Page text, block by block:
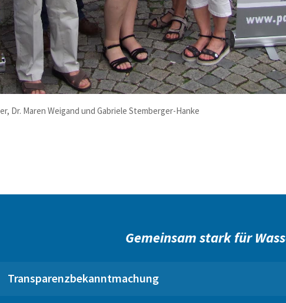
Dr. Maren Weigand und Gabriele Stemberger-Hanke
Gemeinsam stark für
Transparenzbekanntmachung